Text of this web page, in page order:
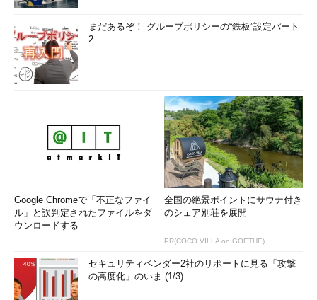
まだあるぞ！ グループポリシーの“鉄板”設定パート
2
Google Chromeで「不正なファイ
ル」と誤判定されたファイルをダ
ウンロードする
全国の絶景ポイントにサウナ付き
のシェア別荘を展開
PR(COCO VILLA on GOETHE)
セキュリティベンダー2社のリポートに見る「攻撃
の高度化」のいま (1/3)